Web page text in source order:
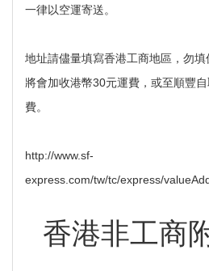
一律以空運寄送。
地址請儘量填寫香港工商地區，勿
將會加收港幣30元運費，或至順豐
費。
http://www.sf-
express.com/tw/tc/express/
香港非工商